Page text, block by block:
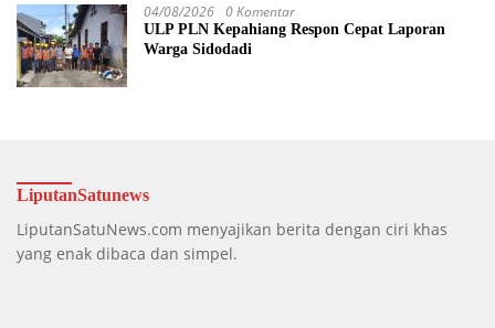
04/08/2026 0 Komentar
ULP PLN Kepahiang Respon Cepat Laporan
Warga Sidodadi
LiputanSatunews
LiputanSatuNews.com menyajikan berita dengan ciri khas
yang enak dibaca dan simpel.